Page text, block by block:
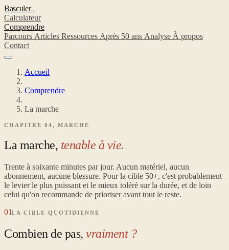
Basculer.
Calculateur
Comprendre
Parcours Articles Ressources Après 50 ans Analyse À propos
Contact
Accueil
Comprendre
La marche
CHAPITRE 04, MARCHE
La marche, tenable à vie.
Trente à soixante minutes par jour. Aucun matériel, aucun
abonnement, aucune blessure. Pour la cible 50+, c'est probablement
le levier le plus puissant et le mieux toléré sur la durée, et de loin
celui qu'on recommande de prioriser avant tout le reste.
01LA CIBLE QUOTIDIENNE
Combien de pas,vraiment ?